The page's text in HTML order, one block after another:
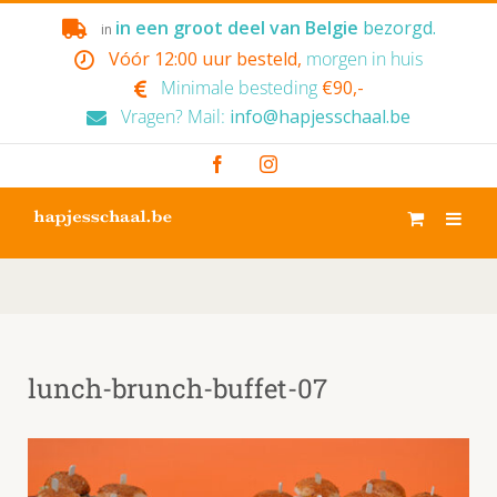
in in een groot deel van Belgie bezorgd.
Vóór 12:00 uur besteld, morgen in huis
Minimale besteding €90,-
Vragen? Mail: info@hapjesschaal.be
FacebookInstagram
lunch-brunch-buffet-07